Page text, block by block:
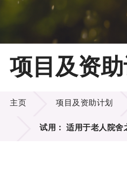
主页
关于LSCM
技术商品化
项目及资助计划
项目及资
项目及资助计划
主页 项目及资助计划
试用： 适用于老人院舍